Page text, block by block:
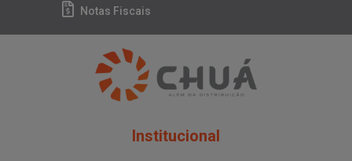
Notas Fiscais
Institucional